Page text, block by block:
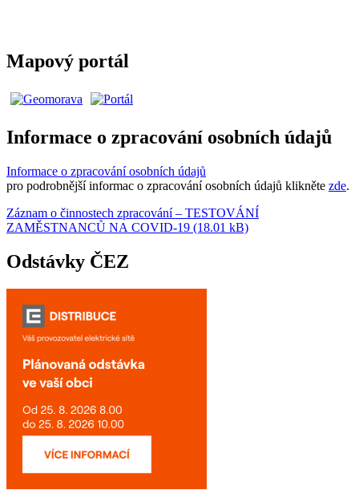
Mapový portál
Informace o zpracování osobních údajů
Informace o zpracování osobních údajů
pro podrobnější informac o zpracování osobních údajů klikněte zde.
Záznam o činnostech zpracování – TESTOVÁNÍ
ZAMĚSTNANCŮ NA COVID-19 (18.01 kB)
Odstávky ČEZ